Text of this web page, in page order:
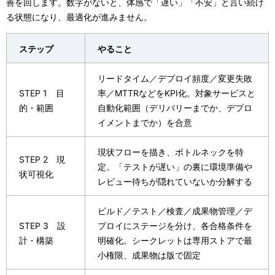
善を回します。数字がないと、体感で「遅い」「不安」と言い続け
る状態になり、最適化が進みません。
ステップ やること
STEP 1 目
的・範囲
リードタイム／デプロイ頻度／変更失敗
率／MTTRなどをKPI化。対象サービスと
自動化範囲（デリバリーまでか、デプロ
イメントまでか）を合意
STEP 2 現
状可視化
現状フローを描き、ボトルネックを特
定。「テストが遅い」の裏に環境準備や
レビュー待ちが隠れていないか分解する
STEP 3 設
計・構築
ビルド／テスト／検査／成果物管理／デ
プロイにステージを分け、各合格条件を
明確化。シークレットは専用ストアで最
小権限、成果物は版で固定